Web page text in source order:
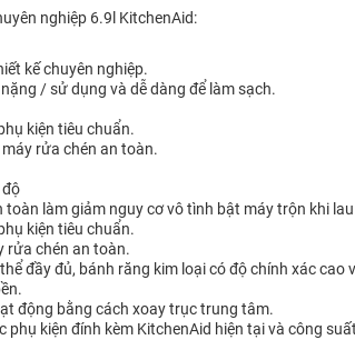
nghiệp 6.9l KitchenAid:
kế chuyên nghiệp.
/ sử dụng và dễ dàng để làm sạch.
kiện tiêu chuẩn.
rửa chén an toàn.
độ
toàn làm giảm nguy cơ vô tình bật máy trộn khi
kiện tiêu chuẩn.
rửa chén an toàn.
đầy đủ, bánh răng kim loại có độ chính xác cao
động bằng cách xoay trục trung tâm.
phụ kiện đính kèm KitchenAid hiện tại và công